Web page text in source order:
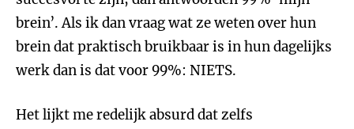
brein’. Als ik dan vraag wat ze weten over hun
brein dat praktisch bruikbaar is in hun dagelijks
werk dan is dat voor 99%: NIETS.
Het lijkt me redelijk absurd dat zelfs